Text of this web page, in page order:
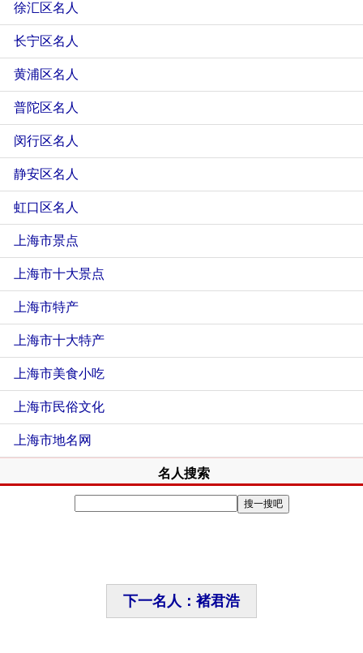
徐汇区名人
长宁区名人
黄浦区名人
普陀区名人
闵行区名人
静安区名人
虹口区名人
上海市景点
上海市十大景点
上海市特产
上海市十大特产
上海市美食小吃
上海市民俗文化
上海市地名网
名人搜索
下一名人：褚君浩